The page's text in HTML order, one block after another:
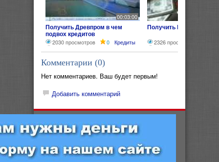
00:03:00
Получить Древпром в чем
подвох кредитов
2030 просмотров 0 Кредиты
Получить Кредит без
2326 просмотров
Комментарии (0)
Нет комментариев. Ваш будет первым!
Добавить комментарий